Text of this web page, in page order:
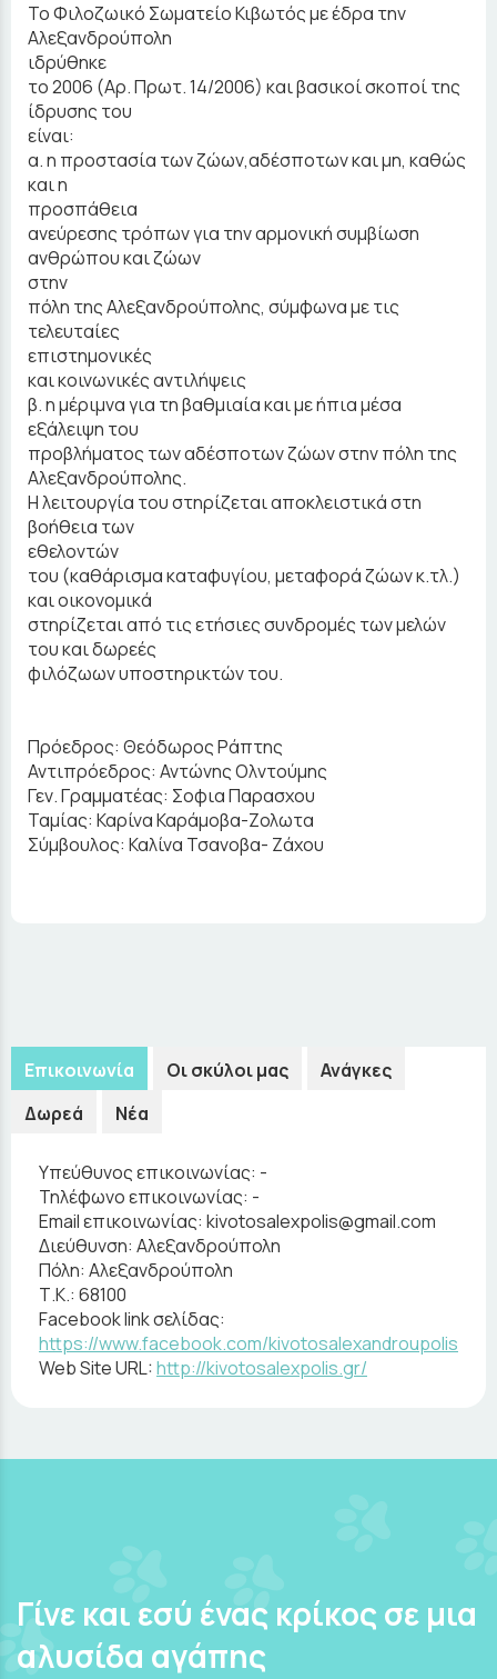
Το Φιλοζωικό Σωματείο Κιβωτός με έδρα την
Αλεξανδρούπολη
ιδρύθηκε
το 2006 (Αρ. Πρωτ. 14/2006) και βασικοί σκοποί της
ίδρυσης του
είναι:
α. η προστασία των ζώων,αδέσποτων και μη, καθώς
και η
προσπάθεια
ανεύρεσης τρόπων για την αρμονική συμβίωση
ανθρώπου και ζώων
στην
πόλη της Αλεξανδρούπολης, σύμφωνα με τις
τελευταίες
επιστημονικές
και κοινωνικές αντιλήψεις
β. η μέριμνα για τη βαθμιαία και με ήπια μέσα
εξάλειψη του
προβλήματος των αδέσποτων ζώων στην πόλη της
Αλεξανδρούπολης.
Η λειτουργία του στηρίζεται αποκλειστικά στη
βοήθεια των
εθελοντών
του (καθάρισμα καταφυγίου, μεταφορά ζώων κ.τλ.)
και οικονομικά
στηρίζεται από τις ετήσιες συνδρομές των μελών
του και δωρεές
φιλόζωων υποστηρικτών του.
Πρόεδρος: Θεόδωρος Ράπτης
Αντιπρόεδρος: Αντώνης Ολντούμης
Γεν. Γραμματέας: Σοφια Παρασχου
Ταμίας: Καρίνα Καράμοβα-Ζολωτα
Σύμβουλος: Καλίνα Τσανοβα- Ζάχου
Επικοινωνία Οι σκύλοι μας
Ανάγκες
Δωρεά
Νέα
Υπεύθυνος επικοινωνίας: -
Τηλέφωνο επικοινωνίας: -
Email επικοινωνίας: kivotosalexpolis@gmail.com
Διεύθυνση: Αλεξανδρούπολη
Πόλη: Αλεξανδρούπολη
Τ.Κ.: 68100
Facebook link σελίδας:
https://www.facebook.com/kivotosalexandroupolis
Web Site URL:http://kivotosalexpolis.gr/
Γίνε και εσύ ένας κρίκος σε μια
αλυσίδα αγάπης